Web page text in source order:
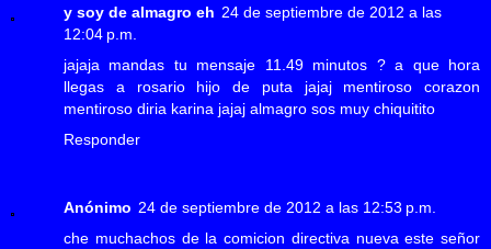
y soy de almagro eh 24 de septiembre de 2012 a las
12:04 p.m.
jajaja mandas tu mensaje 11.49 minutos ? a que hora
llegas a rosario hijo de puta jajaj mentiroso corazon
mentiroso diria karina jajaj almagro sos muy chiquitito
Responder
Anónimo 24 de septiembre de 2012 a las 12:53 p.m.
che muchachos de la comicion directiva nueva este señor